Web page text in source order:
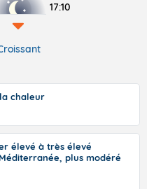
17:10
chaleur
élevé à très élevé
plus modéré